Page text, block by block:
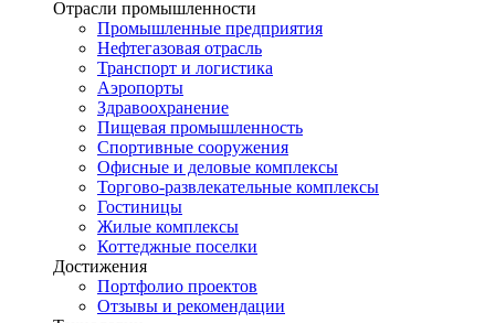
Отрасли промышленности
Промышленные предприятия
Нефтегазовая отрасль
Транспорт и логистика
Аэропорты
Здравоохранение
Пищевая промышленность
Спортивные сооружения
Офисные и деловые комплексы
Торгово-развлекательные комплексы
Гостиницы
Жилые комплексы
Коттеджные поселки
Достижения
Портфолио проектов
Отзывы и рекомендации